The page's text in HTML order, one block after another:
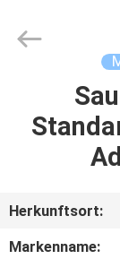
ÜBER
UNS
Herkunftsort:
Markenname: